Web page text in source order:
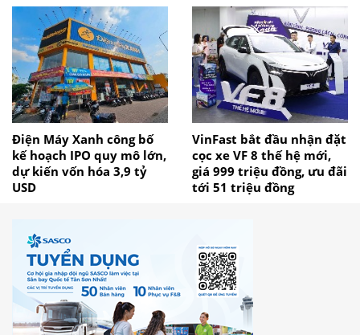
Điện Máy Xanh công bố
kế hoạch IPO quy mô lớn,
dự kiến vốn hóa 3,9 tỷ
USD
VinFast bắt đầu nhận đặt
cọc xe VF 8 thế hệ mới,
giá 999 triệu đồng, ưu đãi
tới 51 triệu đồng